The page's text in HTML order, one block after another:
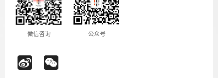
微信咨询 公众号